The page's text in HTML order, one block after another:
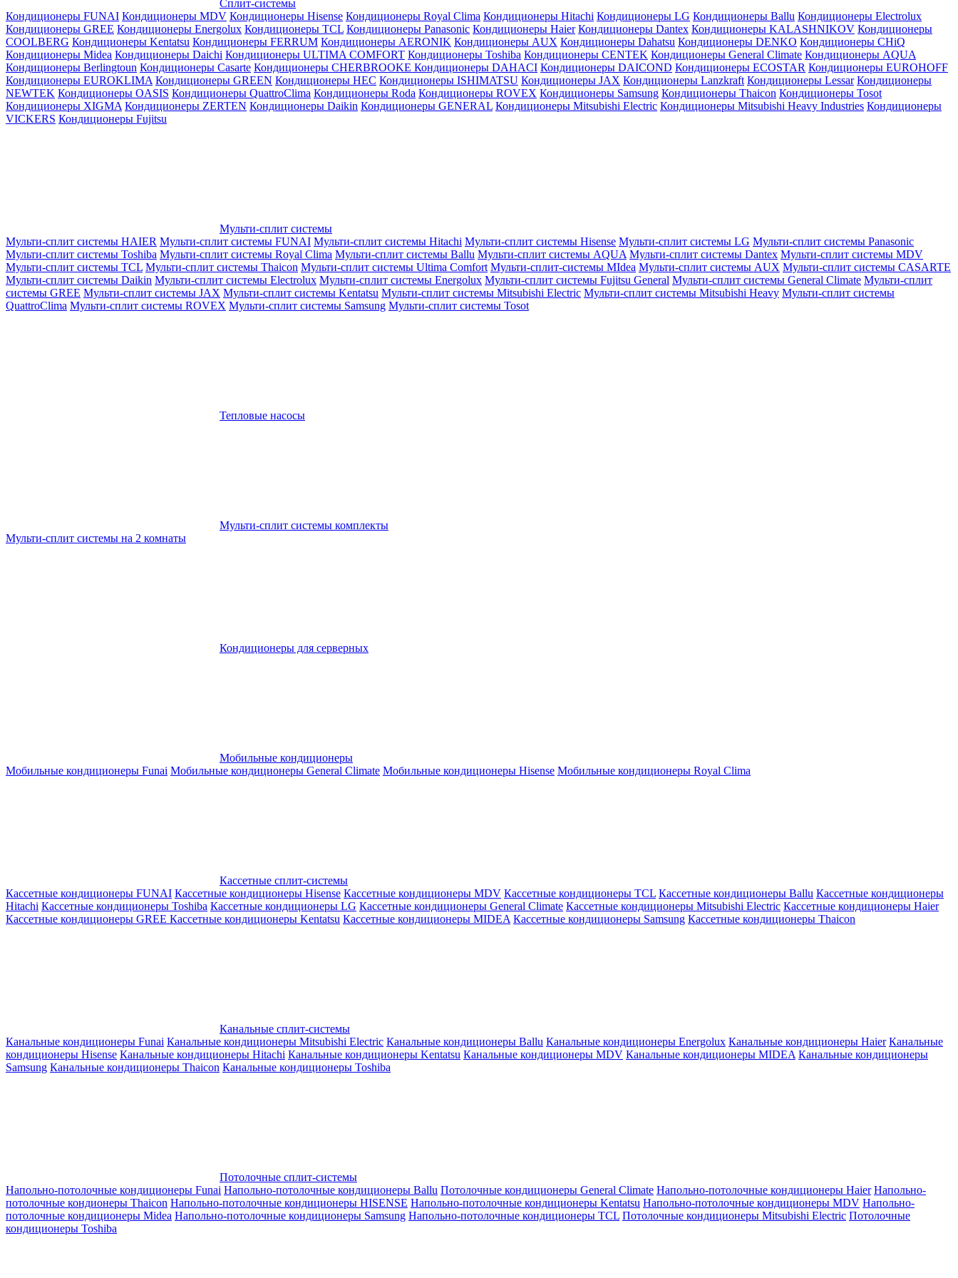
Сплит-системы
Кондиционеры FUNAI Кондиционеры MDV Кондиционеры Hisense Кондиционеры Royal Clima Кондиционеры Hitachi Кондиционеры LG Кондиционеры Ballu Кондиционеры Electrolux
Кондиционеры GREE Кондиционеры Energolux Кондиционеры TCL Кондиционеры Panasonic Кондиционеры Haier Кондиционеры Dantex Кондиционеры KALASHNIKOV Кондиционеры
СOOLBERG Кондиционеры Kentatsu Кондиционеры FERRUM Кондиционеры AERONIK Кондиционеры AUX Кондиционеры Dahatsu Кондиционеры DENKO Кондиционеры CHiQ
Кондиционеры Midea Кондиционеры Daichi Кондиционеры ULTIMA COMFORT Кондиционеры Toshiba Кондиционеры CENTEK Кондиционеры General Climate Кондиционеры AQUA
Кондиционеры Berlingtoun Кондиционеры Casarte Кондиционеры CHERBROOKE Кондиционеры DAHACI Кондиционеры DAICOND Кондиционеры ECOSTAR Кондиционеры EUROHOFF
Кондиционеры EUROKLIMA Кондиционеры GREEN Кондиционеры HEC Кондиционеры ISHIMATSU Кондиционеры JAX Кондиционеры Lanzkraft Кондиционеры Lessar Кондиционеры
NEWTEK Кондиционеры OASIS Кондиционеры QuattroClima Кондиционеры Roda Кондиционеры ROVEX Кондиционеры Samsung Кондиционеры Thaicon Кондиционеры Tosot
Кондиционеры XIGMA Кондиционеры ZERTEN Кондиционеры Daikin Кондиционеры GENERAL Кондиционеры Mitsubishi Electric Кондиционеры Mitsubishi Heavy Industries Кондиционеры
VICKERS Кондиционеры Fujitsu
Мульти-сплит системы
Мульти-сплит системы HAIER Мульти-сплит системы FUNAI Мульти-сплит системы Hitachi Мульти-сплит системы Hisense Мульти-сплит системы LG Мульти-сплит системы Panasonic
Мульти-сплит системы Toshiba Мульти-сплит системы Royal Clima Мульти-сплит системы Ballu Мульти-сплит системы AQUA Мульти-сплит системы Dantex Мульти-сплит системы MDV
Мульти-сплит системы TCL Мульти-сплит системы Thaicon Мульти-сплит системы Ultima Comfort Мульти-сплит-системы MIdea Мульти-сплит системы AUX Мульти-сплит системы CASARTE
Мульти-сплит системы Daikin Мульти-сплит системы Electrolux Мульти-сплит системы Energolux Мульти-сплит системы Fujitsu General Мульти-сплит системы General Climate Мульти-сплит
системы GREE Мульти-сплит системы JAX Мульти-сплит системы Kentatsu Мульти-сплит системы Mitsubishi Electric Мульти-сплит системы Mitsubishi Heavy Мульти-сплит системы
QuattroClima Мульти-сплит системы ROVEX Мульти-сплит системы Samsung Мульти-сплит системы Tosot
Тепловые насосы
Мульти-сплит системы комплекты
Мульти-сплит системы на 2 комнаты
Кондиционеры для серверных
Мобильные кондиционеры
Мобильные кондиционеры Funai Мобильные кондиционеры General Climate Мобильные кондиционеры Hisense Мобильные кондиционеры Royal Clima
Кассетные сплит-системы
Кассетные кондиционеры FUNAI Кассетные кондиционеры Hisense Кассетные кондиционеры MDV Кассетные кондиционеры TCL Кассетные кондиционеры Ballu Кассетные кондиционеры
Hitachi Кассетные кондиционеры Toshiba Кассетные кондиционеры LG Кассетные кондиционеры General Climate Кассетные кондиционеры Mitsubishi Electric Кассетные кондиционеры Haier
Кассетные кондиционеры GREE Кассетные кондиционеры Kentatsu Кассетные кондиционеры MIDEA Кассетные кондиционеры Samsung Кассетные кондиционеры Thaicon
Канальные сплит-системы
Канальные кондиционеры Funai Канальные кондиционеры Mitsubishi Electric Канальные кондиционеры Ballu Канальные кондиционеры Energolux Канальные кондиционеры Haier Канальные
кондиционеры Hisense Канальные кондиционеры Hitachi Канальные кондиционеры Kentatsu Канальные кондиционеры MDV Канальные кондиционеры MIDEA Канальные кондиционеры
Samsung Канальные кондиционеры Thaicon Канальные кондиционеры Toshiba
Потолочные сплит-системы
Напольно-потолочные кондиционеры Funai Напольно-потолочные кондиционеры Ballu Потолочные кондиционеры General Climate Напольно-потолочные кондиционеры Haier Напольно-
потолочные кондионеры Thaicon Напольно-потолочные кондиционеры HISENSE Напольно-потолочные кондиционеры Kentatsu Напольно-потолочные кондиционеры MDV Напольно-
потолочные кондиционеры Midea Напольно-потолочные кондиционеры Samsung Напольно-потолочные кондиционеры TCL Потолочные кондиционеры Mitsubishi Electric Потолочные
кондиционеры Toshiba